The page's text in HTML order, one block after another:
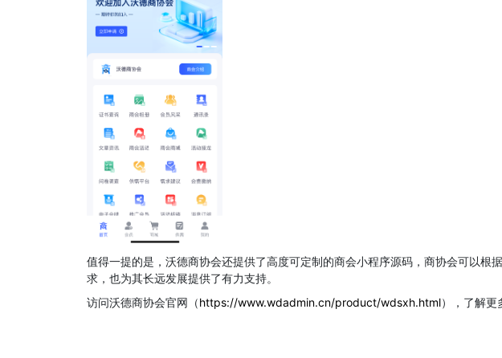
值得一提的是，沃德商协会还提供了高度可定制的商会小程序源码，商协会可以
求，也为其长远发展提供了有力支持。
访问沃德商协会官网（https://www.wdadmin.cn/product/wdsxh.html），了解更